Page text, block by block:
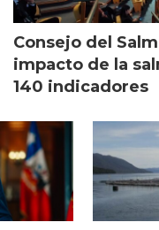
Consejo del
impacto de la
140 indicadores